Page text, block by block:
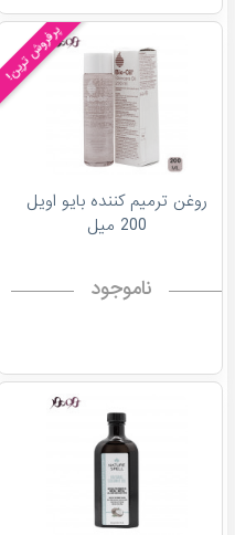
پرفروش ترین!
روغن ترمیم کننده بایو اویل
200 میل
ناموجود